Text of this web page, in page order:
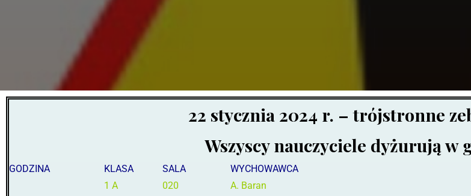
22 stycznia 2024 r. – trójstronne
Wszyscy nauczyciele dyżurują w
GODZINA KLASA SALA WYCHOWAWCA
1 A 020
A. Baran